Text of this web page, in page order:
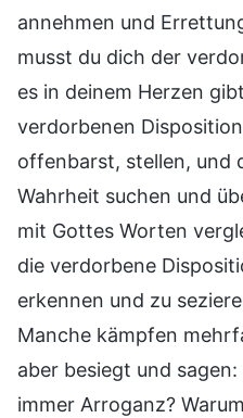
annehmen und
musst du dich der
es in deinem Herzen
verdorbenen
offenbarst, stellen, und
Wahrheit suchen und
mit Gottes Worten
die verdorbene
erkennen und zu
Manche kämpfen
aber besiegt und
immer Arroganz?